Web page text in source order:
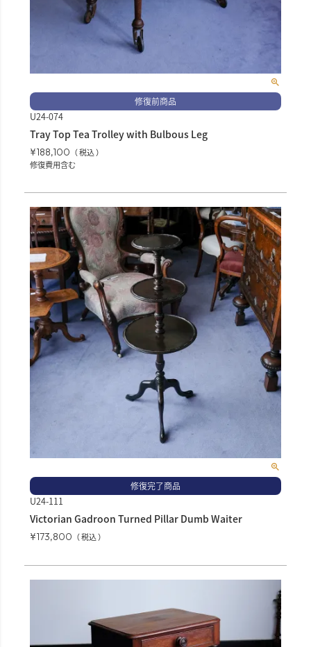
修復前商品
U24-074
Tray Top Tea Trolley with Bulbous Leg
¥188,100
税込
修復費用含む
修復完了商品
U24-111
Victorian Gadroon Turned Pillar Dumb Waiter
¥173,800 税込